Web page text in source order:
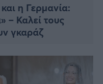
η Γερμανία:
– Καλεί τους
γκαράζ